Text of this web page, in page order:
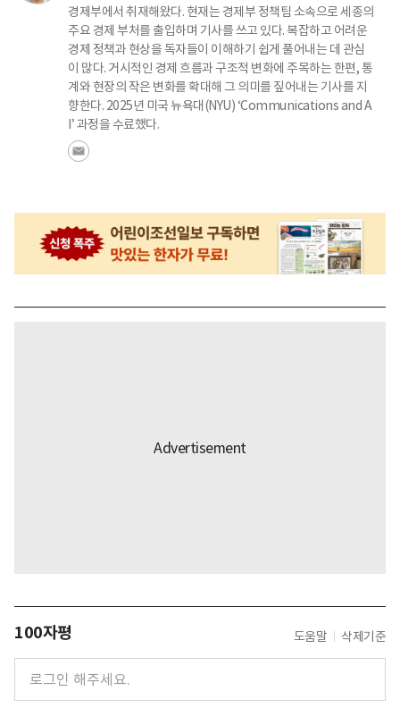
경제부에서 취재해왔다. 현재는 경제부 정책팀 소속으로 세종의
주요 경제 부처를 출입하며 기사를 쓰고 있다. 복잡하고 어려운
경제 정책과 현상을 독자들이 이해하기 쉽게 풀어내는 데 관심
이 많다. 거시적인 경제 흐름과 구조적 변화에 주목하는 한편, 통
계와 현장의 작은 변화를 확대해 그 의미를 짚어내는 기사를 지
향한다. 2025년 미국 뉴욕대(NYU) ‘Communications and A
I’ 과정을 수료했다.
100자평 도움말 삭제기준